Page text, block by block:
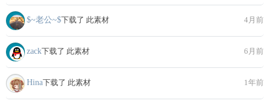
$~老公~$下载了 此素材 4月前
zack下载了 此素材 6月前
Hina下载了 此素材 1年前